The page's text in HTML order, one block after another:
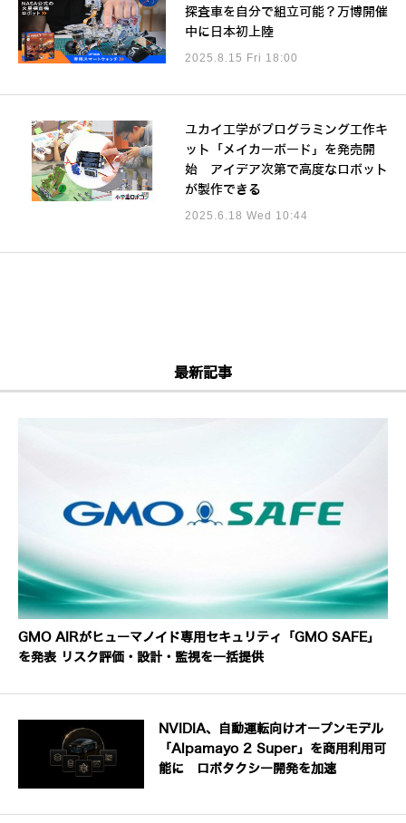
探査車を自分で組立可能？万博開催
中に日本初上陸
2025.8.15 Fri 18:00
ユカイ工学がプログラミング工作キ
ット「メイカーボード」を発売開
始 アイデア次第で高度なロボット
が製作できる
2025.6.18 Wed 10:44
最新記事
GMO AIRがヒューマノイド専用セキュリティ「GMO SAFE」
を発表 リスク評価・設計・監視を一括提供
NVIDIA、自動運転向けオープンモデル
「Alpamayo 2 Super」を商用利用可
能に ロボタクシー開発を加速